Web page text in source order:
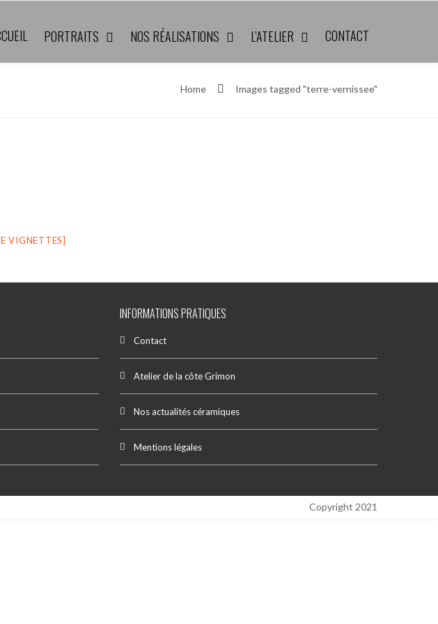
PORTRAITS NOS RÉALISATIONS L’ATELIER CONTACT
Home Images tagged "terre-vernissee"
VIGNETTES]
INFORMATIONS PRATIQUES
Contact
Atelier de la côte Grimon
Nos actualités céramiques
Mentions légales
Copyright 2021